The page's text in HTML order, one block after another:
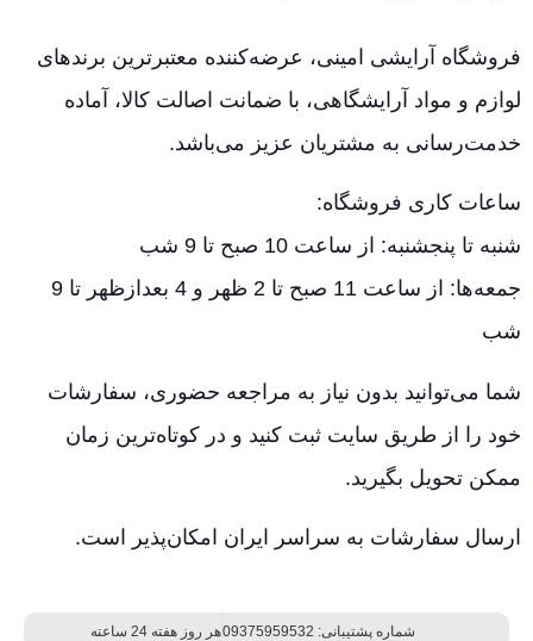
فروشگاه آرایشی امینی، عرضه‌کننده معتبرترین برندهای
لوازم و مواد آرایشگاهی، با ضمانت اصالت کالا، آماده
خدمت‌رسانی به مشتریان عزیز می‌باشد.
ساعات کاری فروشگاه:
شنبه تا پنجشنبه: از ساعت 10 صبح تا 9 شب
جمعه‌ها: از ساعت 11 صبح تا 2 ظهر و 4 بعدازظهر تا 9
شب
شما می‌توانید بدون نیاز به مراجعه حضوری، سفارشات
خود را از طریق سایت ثبت کنید و در کوتاه‌ترین زمان
ممکن تحویل بگیرید.
ارسال سفارشات به سراسر ایران امکان‌پذیر است.
شماره پشتیبانی: 09375959532 هر روز هفته 24 ساعته